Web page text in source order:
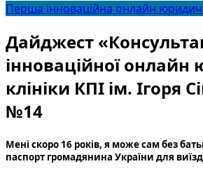
Перша інноваційна онлайн
Дайджест
інноваційної онлайн
клініки КПІ ім. Ігоря
№14
Мені скоро 16 років, я може сам без
паспорт громадянина України для